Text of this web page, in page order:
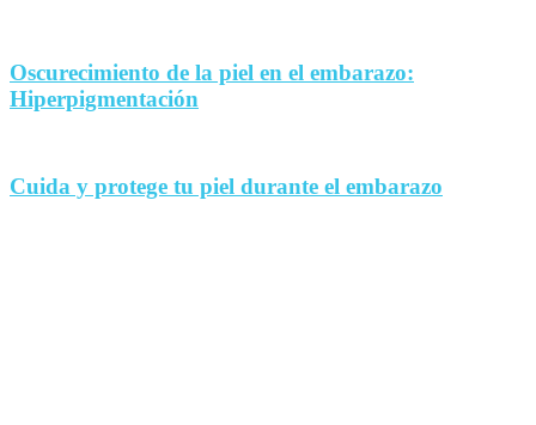
Oscurecimiento de la piel en el embarazo:
Hiperpigmentación
Cuida y protege tu piel durante el embarazo